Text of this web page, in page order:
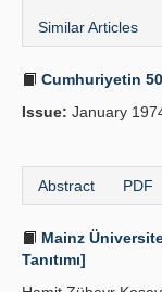
Similar Articles
Cumhuriyetin
Issue: January
Abstract PDF
Mainz
Tanıtımı]